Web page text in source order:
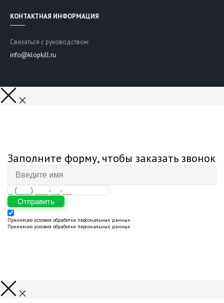
КОНТАКТНАЯ ИНФОРМАЦИЯ
Связаться с руководством:
info@klopkill.ru
Заполните форму, чтобы заказать звонок
Отправить
Принимаю условия обработки персональных данных
Принимаю условия обработки персональных данных